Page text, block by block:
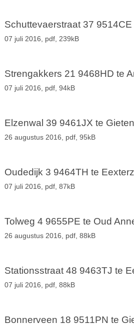
Schuttevaerstraat 37
07 juli 2016, pdf, 239kB
Strengakkers 21 9468HD te
07 juli 2016, pdf, 94kB
Elzenwal 39 9461JX te Gieten
26 augustus 2016, pdf, 95kB
Oudedijk 3 9464TH te
07 juli 2016, pdf, 87kB
Tolweg 4 9655PE te Oud
26 augustus 2016, pdf, 88kB
Stationsstraat 48 9463TJ te
07 juli 2016, pdf, 88kB
Bonnerveen 18 9511PN te